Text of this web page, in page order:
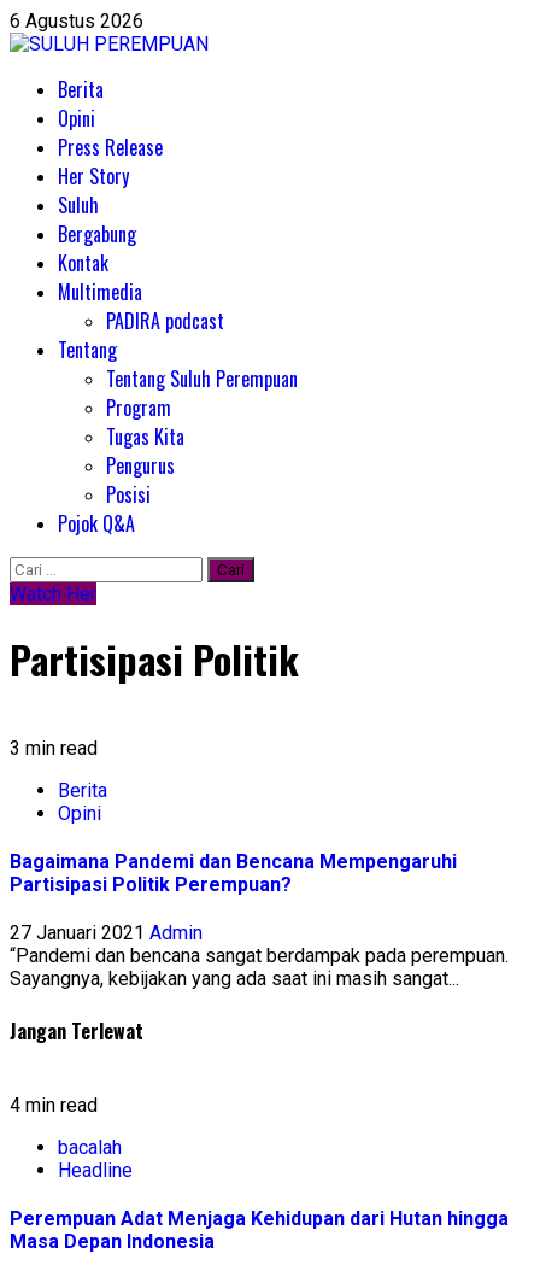
6 Agustus 2026
Berita
Opini
Press Release
Her Story
Suluh
Bergabung
Kontak
Multimedia
PADIRA podcast
Tentang
Tentang Suluh Perempuan
Program
Tugas Kita
Pengurus
Posisi
Pojok Q&A
Watch Her
Partisipasi Politik
3 min read
Berita
Opini
Bagaimana Pandemi dan Bencana Mempengaruhi
Partisipasi Politik Perempuan?
27 Januari 2021 Admin
“Pandemi dan bencana sangat berdampak pada perempuan.
Sayangnya, kebijakan yang ada saat ini masih sangat...
Jangan Terlewat
4 min read
bacalah
Headline
Perempuan Adat Menjaga Kehidupan dari Hutan hingga
Masa Depan Indonesia